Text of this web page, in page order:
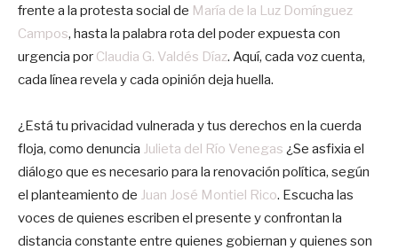
frente a la protesta social de María de la Luz Domínguez
Campos, hasta la palabra rota del poder expuesta con
urgencia por Claudia G. Valdés Díaz. Aquí, cada voz cuenta,
cada línea revela y cada opinión deja huella.
¿Está tu privacidad vulnerada y tus derechos en la cuerda
floja, como denuncia Julieta del Río Venegas ¿Se asfixia el
diálogo que es necesario para la renovación política, según
el planteamiento de Juan José Montiel Rico. Escucha las
voces de quienes escriben el presente y confrontan la
distancia constante entre quienes gobiernan y quienes son